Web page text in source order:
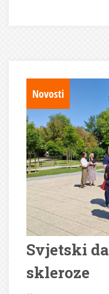
Novosti
Svjetski
skleroze